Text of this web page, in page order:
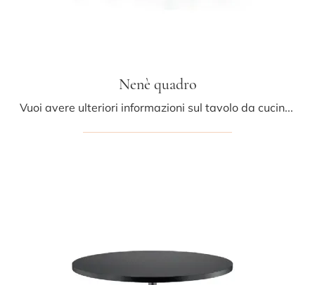
Nenè quadro
Vuoi avere ulteriori informazioni sul tavolo da cucina Nenè quadro di Midj? Clicca e ottieni informazioni sui modelli fissi della firma.